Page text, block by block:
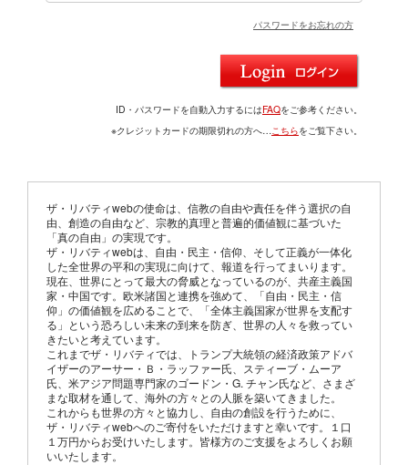
パスワードをお忘れの方
ID・パスワードを自動入力するにはFAQをご参考ください。
※クレジットカードの期限切れの方へ…こちらをご覧下さい。
ザ・リバティwebの使命は、信教の自由や責任を伴う選択の自
由、創造の自由など、宗教的真理と普遍的価値観に基づいた
「真の自由」の実現です。
ザ・リバティwebは、自由・民主・信仰、そして正義が一体化
した全世界の平和の実現に向けて、報道を行ってまいります。
現在、世界にとって最大の脅威となっているのが、共産主義国
家・中国です。欧米諸国と連携を強めて、「自由・民主・信
仰」の価値観を広めることで、「全体主義国家が世界を支配す
る」という恐ろしい未来の到来を防ぎ、世界の人々を救ってい
きたいと考えています。
これまでザ・リバティでは、トランプ大統領の経済政策アドバ
イザーのアーサー・Ｂ・ラッファー氏、スティーブ・ムーア
氏、米アジア問題専門家のゴードン・G. チャン氏など、さまざ
まな取材を通して、海外の方々との人脈を築いてきました。
これからも世界の方々と協力し、自由の創設を行うために、
ザ・リバティwebへのご寄付をいただけますと幸いです。１口
１万円からお受けいたします。皆様方のご支援をよろしくお願
いいたします。